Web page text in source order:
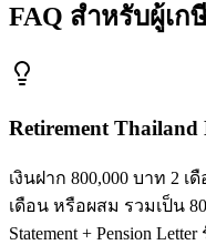
FAQ สำหรับผู้เก
Retirement Thailand
เงินฝาก 800,000 บาท 2
เดือน หรือผสม รวมเป็น
Statement + Pension